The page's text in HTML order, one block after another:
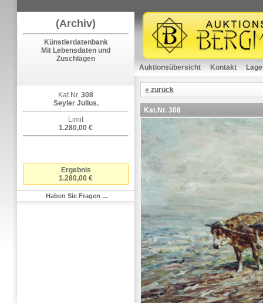
(Archiv)
Künstlerdatenbank
Mit Lebensdaten und
Zuschlägen
Kat.Nr. 308
Seyler Julius.
Limit
1.280,00 €
Ergebnis
1.280,00 €
Haben Sie Fragen ...
Auktionsübersicht Kontakt
« zurück
Kat.Nr. 308